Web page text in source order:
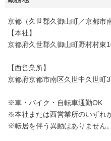
京都（久世郡久御山町／京都市
【本社】
京都府久世郡久御山町野村村東
【西営業所】
京都府京都市南区久世中久世町
※車・バイク・自転車通勤OK
※本社または西営業所のいずれ
※転居を伴う異動はありません。